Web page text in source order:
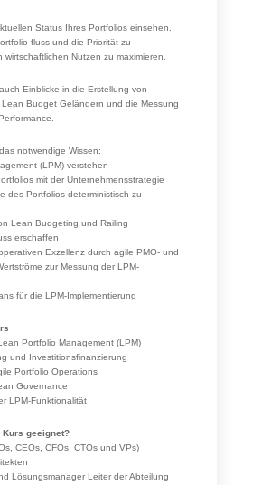
Status Ihres Portfolios einsehen.
fluss und die Priorität zu
wirtschaftlichen Nutzen zu maximieren.
Einblicke in die Erstellung von
Budget Geländern und die Messung
notwendige Wissen:
(LPM) verstehen
mit der Unternehmensstrategie
des Portfolios deterministisch zu
Lean Budgeting und Railing
erschaffen
Exzellenz durch agile PMO- und
zur Messung der LPM-
für die LPM-Implementierung
Portfolio Management (LPM)
und Investitionsfinanzierung
Portfolio Operations
Governance
LPM-Funktionalität
geeignet?
CEOs, CFOs, CTOs und VPs)
Lösungsmanager Leiter der Abteilung